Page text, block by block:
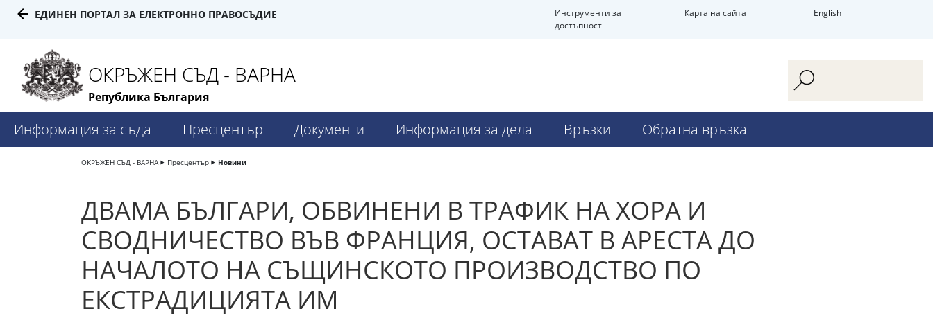
ЕДИНЕН ПОРТАЛ ЗА ЕЛЕКТРОННО ПРАВОСЪДИЕ
Инструменти за
достъпност
Карта на сайта English
ОКРЪЖЕН СЪД - ВАРНА
Република България
Информация за съда Пресцентър Документи Информация за дела Връзки Обратна връзка
ОКРЪЖЕН СЪД - ВАРНА Пресцентър Новини
ДВАМА БЪЛГАРИ, ОБВИНЕНИ В ТРАФИК НА ХОРА И
СВОДНИЧЕСТВО ВЪВ ФРАНЦИЯ, ОСТАВАТ В АРЕСТА ДО
НАЧАЛОТО НА СЪЩИНСКОТО ПРОИЗВОДСТВО ПО
ЕКСТРАДИЦИЯТА ИМ